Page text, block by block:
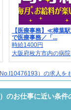
【医療事務】≪樟葉
で医療事務／「...
時給1400円
大阪府枚方市内の病院
）の求人を
のお仕事に近い条件